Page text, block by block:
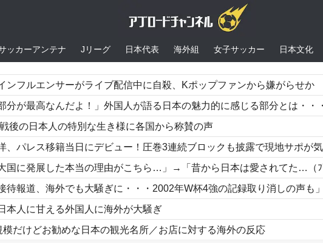
ッカーアンテナ Jリーグ 日本代表 海外組 女子サッカー 日本文化
ンフルエンサーがライブ配信中に自殺、Kポップファンから嫌がらせか
高なんだよ！」外国人が語る日本の魅力的に感じる部分とは・・・？【海外の反応
後の日本人の特別な生き様に各国から称賛の声
ス移籍当日にデビュー！圧巻3連続ブロックも披露で現地サポが気づく..【海外の反応】
展した本当の理由がこちら…」→「昔から日本は愛されてた…（ﾌﾞﾙﾌﾞﾙ」＝韓国の反
年W杯4強の記録取り消しの声も」→「マジで国の恥だ」「2002年まで疑う価値がある」「国民や国が築いた国格をサッカー選手が足で蹴り飛ばすね
本人に甘える外国人に海外が大騒ぎ
模だけどお勧めな日本の観光名所／お店に対する海外の反応